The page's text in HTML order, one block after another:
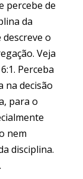
percebe de
da
o
Veja
Perceba
na decisão
para o
nem
disciplina.